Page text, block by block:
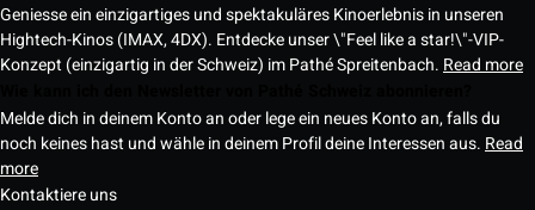
Geniesse ein einzigartiges und spektakuläres Kinoerlebnis in unseren
Hightech-Kinos (IMAX, 4DX). Entdecke unser \"Feel like a star!\"-VIP-
Konzept (einzigartig in der Schweiz) im Pathé Spreitenbach. Read more
Melde dich in deinem Konto an oder lege ein neues Konto an, falls du
noch keines hast und wähle in deinem Profil deine Interessen aus. Read
more
Kontaktiere uns